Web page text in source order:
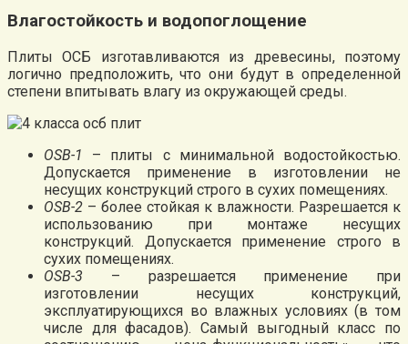
Влагостойкость и водопоглощение
Плиты ОСБ изготавливаются из древесины, поэтому
логично предположить, что они будут в определенной
степени впитывать влагу из окружающей среды.
OSB-1
– плиты с минимальной водостойкостью.
Допускается применение в изготовлении не
несущих конструкций строго в сухих помещениях.
OSB-2 – более стойкая к влажности. Разрешается к
использованию при монтаже несущих
конструкций. Допускается применение строго в
сухих помещениях.
OSB-3 – разрешается применение при
изготовлении несущих конструкций,
эксплуатирующихся во влажных условиях (в том
числе для фасадов). Самый выгодный класс по